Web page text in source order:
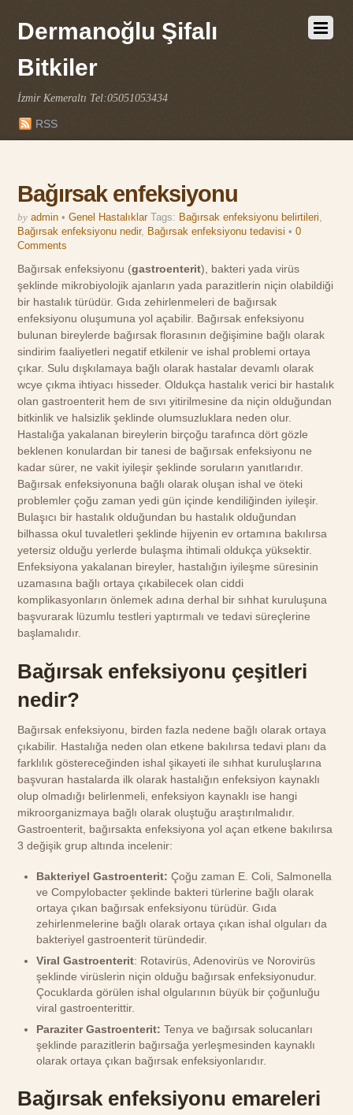
Dermanoğlu Şifalı
Bitkiler
İzmir Kemeraltı Tel:05051053434
RSS
Bağırsak enfeksiyonu
by admin • Genel Hastalıklar Tags: Bağırsak enfeksiyonu belirtileri,
Bağırsak enfeksiyonu nedir, Bağırsak enfeksiyonu tedavisi •0
Comments
Bağırsak enfeksiyonu (gastroenterit), bakteri yada virüs
şeklinde mikrobiyolojik ajanların yada parazitlerin niçin olabildiği
bir hastalık türüdür. Gıda zehirlenmeleri de bağırsak
enfeksiyonu oluşumuna yol açabilir. Bağırsak enfeksiyonu
bulunan bireylerde bağırsak florasının değişimine bağlı olarak
sindirim faaliyetleri negatif etkilenir ve ishal problemi ortaya
çıkar. Sulu dışkılamaya bağlı olarak hastalar devamlı olarak
wcye çıkma ihtiyacı hisseder. Oldukça hastalık verici bir hastalık
olan gastroenterit hem de sıvı yitirilmesine da niçin olduğundan
bitkinlik ve halsizlik şeklinde olumsuzluklara neden olur.
Hastalığa yakalanan bireylerin birçoğu tarafınca dört gözle
beklenen konulardan bir tanesi de bağırsak enfeksiyonu ne
kadar sürer, ne vakit iyileşir şeklinde soruların yanıtlarıdır.
Bağırsak enfeksiyonuna bağlı olarak oluşan ishal ve öteki
problemler çoğu zaman yedi gün içinde kendiliğinden iyileşir.
Bulaşıcı bir hastalık olduğundan bu hastalık olduğundan
bilhassa okul tuvaletleri şeklinde hijyenin ev ortamına bakılırsa
yetersiz olduğu yerlerde bulaşma ihtimali oldukça yüksektir.
Enfeksiyona yakalanan bireyler, hastalığın iyileşme süresinin
uzamasına bağlı ortaya çıkabilecek olan ciddi
komplikasyonların önlemek adına derhal bir sıhhat kuruluşuna
başvurarak lüzumlu testleri yaptırmalı ve tedavi süreçlerine
başlamalıdır.
Bağırsak enfeksiyonu çeşitleri
nedir?
Bağırsak enfeksiyonu, birden fazla nedene bağlı olarak ortaya
çıkabilir. Hastalığa neden olan etkene bakılırsa tedavi planı da
farklılık göstereceğinden ishal şikayeti ile sıhhat kuruluşlarına
başvuran hastalarda ilk olarak hastalığın enfeksiyon kaynaklı
olup olmadığı belirlenmeli, enfeksiyon kaynaklı ise hangi
mikroorganizmaya bağlı olarak oluştuğu araştırılmalıdır.
Gastroenterit, bağırsakta enfeksiyona yol açan etkene bakılırsa
3 değişik grup altında incelenir:
Bakteriyel Gastroenterit:Çoğu zaman E. Coli, Salmonella
ve Compylobacter şeklinde bakteri türlerine bağlı olarak
ortaya çıkan bağırsak enfeksiyonu türüdür. Gıda
zehirlenmelerine bağlı olarak ortaya çıkan ishal olguları da
bakteriyel gastroenterit türündedir.
Viral Gastroenterit: Rotavirüs, Adenovirüs ve Norovirüs
şeklinde virüslerin niçin olduğu bağırsak enfeksiyonudur.
Çocuklarda görülen ishal olgularının büyük bir çoğunluğu
viral gastroenterittir.
Paraziter Gastroenterit:Tenya ve bağırsak solucanları
şeklinde parazitlerin bağırsağa yerleşmesinden kaynaklı
olarak ortaya çıkan bağırsak enfeksiyonlarıdır.
Bağırsak enfeksiyonu emareleri